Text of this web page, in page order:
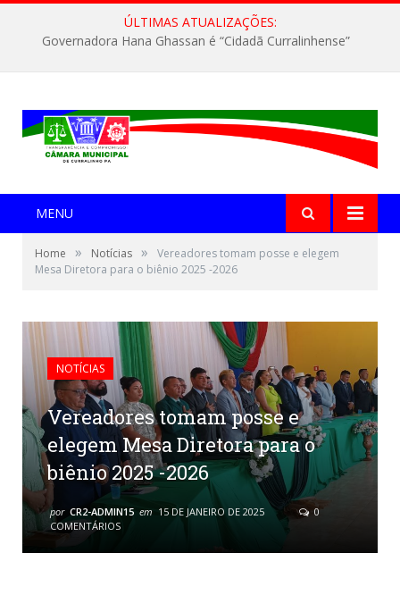
ÚLTIMAS ATUALIZAÇÕES:
MENU
Home » Notícias »
Vereadores tomam posse e elegem
Mesa Diretora para o biênio 2025 -2026
NOTÍCIAS
Vereadores tomam posse e
elegem Mesa Diretora para o
biênio 2025 -2026
por CR2-ADMIN15 em 15 DE JANEIRO DE 2025
0
COMENTÁRIOS